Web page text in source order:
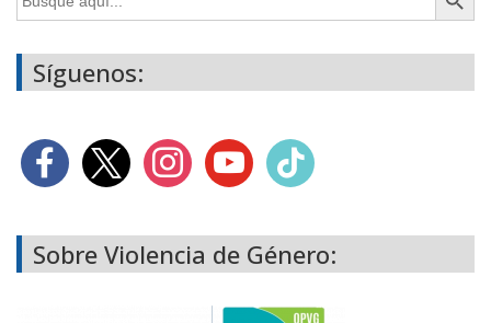
Síguenos:
Sobre Violencia de Género: